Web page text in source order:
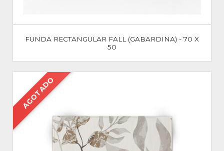
FUNDA RECTANGULAR FALL (GABARDINA) - 70 X
50
AGOTADO